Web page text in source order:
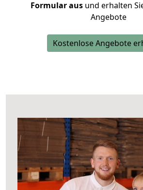
Formular ausund erhalten
Angebote
Kostenlose Angebote